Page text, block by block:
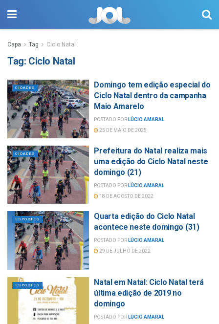
Capa Tag Ciclo Natal
Tag: Ciclo Natal
CIDADES
Domingo tem edição especial do
Ciclo Natal dentro da campanha
Maio Amarelo
POSTADO POR LÚCIO AMARAL
25 DE MAIO DE 2025
CIDADES
Prefeitura do Natal realiza mais
uma edição do Ciclo Natal neste
domingo (21)
POSTADO POR LÚCIO AMARAL
18 DE AGOSTO DE 2022
ESPORTES
Quarta edição do Ciclo Natal
acontece neste domingo (31)
POSTADO POR LÚCIO AMARAL
29 DE JULHO DE 2022
ESPORTES
Natal em Natal: Ciclo Natal terá
última edição de 2019 no
domingo
POSTADO POR LÚCIO AMARAL